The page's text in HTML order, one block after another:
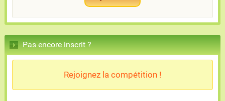
Pas encore inscrit ?
Rejoignez la compétition !